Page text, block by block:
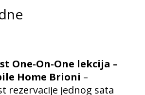
One-On-One lekcija –
Home Brioni –
rezervacije jednog sata